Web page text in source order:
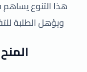
هذا التنوع يساهم
ويؤهل الطلبة